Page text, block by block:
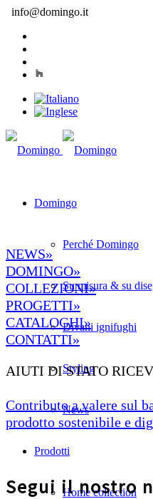
info@domingo.it
Domingo
Perché Domingo
Su misura & su
Divani ignifughi
Styling
News
Prodotti
Home collection
NEWS»
DOMINGO»
COLLEZIONI»
PROGETTI»
CATALOGHI»
CONTATTI»
AIUTI DI STATO
Contributo a valere sul
prodotto sostenibile e
Segui il nostro